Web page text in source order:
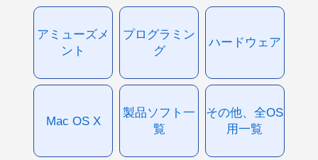
アミューズメ
ント
プログラミン
グ
ハードウェア
Mac OS X
製品ソフト一
覧
その他、全OS
用一覧